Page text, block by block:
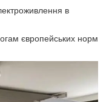
в
європейських норм